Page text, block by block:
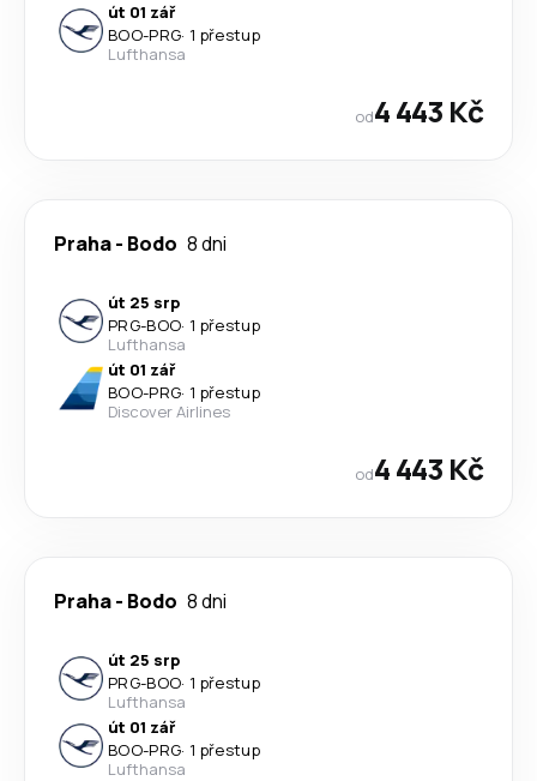
út 01 zář
BOO-PRG· 1 přestup
Lufthansa
od4 443 Kč
Praha- Bodo 8 dni
út 25 srp
PRG-BOO· 1 přestup
Lufthansa
út 01 zář
BOO-PRG· 1 přestup
Discover Airlines
od4 443 Kč
Praha- Bodo 8 dni
út 25 srp
PRG-BOO· 1 přestup
Lufthansa
út 01 zář
BOO-PRG· 1 přestup
Lufthansa